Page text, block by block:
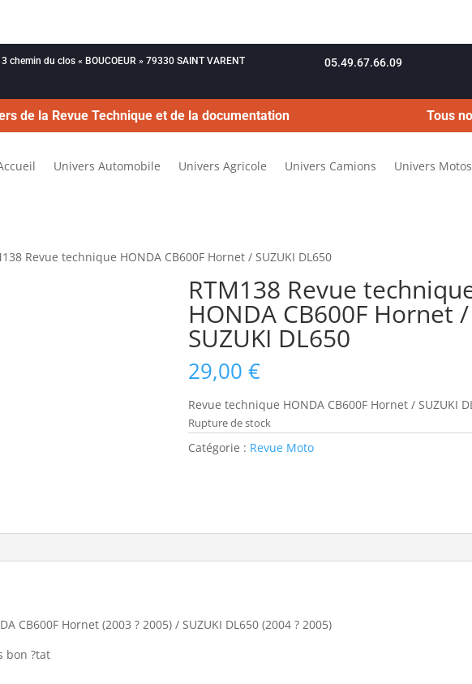
3 chemin du clos « BOUCOEUR » 79330 SAINT VARENT 05.49.67.66.09
de la Revue Technique et de la documentation Tous
Univers Automobile Univers Agricole Univers Camions Univers Motos
Revue technique HONDA CB600F Hornet / SUZUKI DL650
RTM138 Revue
HONDA CB600F Hornet /
SUZUKI DL650
29,00€
Revue technique HONDA CB600F Hornet / SUZUKI
Rupture de stock
Catégorie : Revue Moto
CB600F Hornet (2003 ? 2005) / SUZUKI DL650 (2004 ? 2005)
bon ?tat